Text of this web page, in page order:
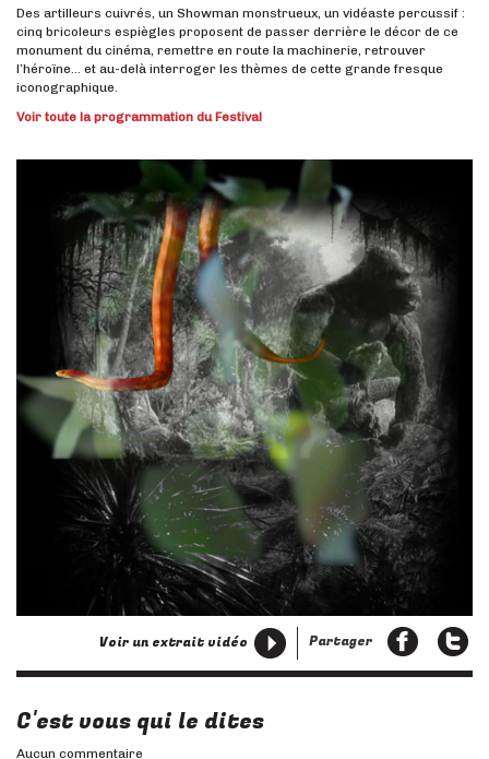
Des artilleurs cuivrés, un Showman monstrueux, un vidéaste percussif :
cinq bricoleurs espiègles proposent de passer derrière le décor de ce
monument du cinéma, remettre en route la machinerie, retrouver
l’héroïne… et au-delà interroger les thèmes de cette grande fresque
iconographique.
Voir toute la programmation du Festival
Partager
Voir un extrait vidéo
C'est vous qui le dites
Aucun commentaire